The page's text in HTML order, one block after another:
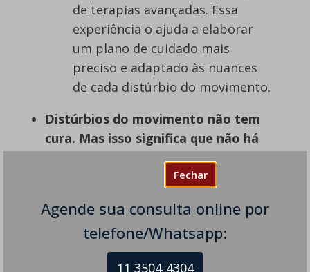
Fechar
Agende sua consulta online por
telefone/Whatsapp:
11 3504-4304
de terapias avançadas. Essa
experiência o ajuda a elaborar
um plano de cuidado mais
preciso e adaptado às nuances
de cada distúrbio do movimento.
Distúrbios do movimento não tem
cura. Mas isso significa que não há
Absolutamente não. Com o
os sintomas, aliviar a dor e,
sobretudo, melhorar
significativamente a qualidade de